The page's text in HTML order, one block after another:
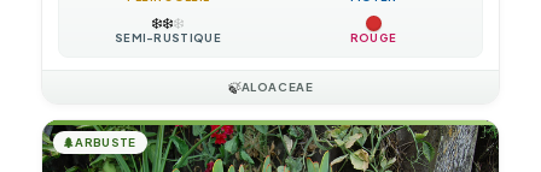
❄️❄️❄️
SEMI-RUSTIQUE ROUGE
🍃ALOACEAE
🌲ARBUSTE